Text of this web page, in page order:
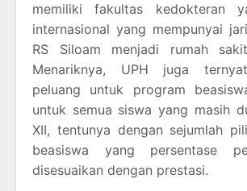
memiliki fakultas kedokteran
internasional yang mempunyai
RS Siloam menjadi rumah
Menariknya, UPH juga
peluang untuk program
untuk semua siswa yang masih
XII, tentunya dengan sejumlah
beasiswa yang persentase
disesuaikan dengan prestasi.